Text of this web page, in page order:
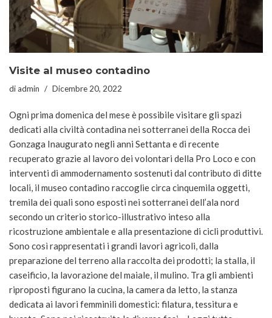
Visite al museo contadino
diadmin Dicembre 20, 2022
Ogni prima domenica del mese è possibile visitare gli spazi
dedicati alla civiltà contadina nei sotterranei della Rocca dei
Gonzaga Inaugurato negli anni Settanta e di recente
recuperato grazie al lavoro dei volontari della Pro Loco e con
interventi di ammodernamento sostenuti dal contributo di ditte
locali, il museo contadino raccoglie circa cinquemila oggetti,
tremila dei quali sono esposti nei sotterranei dell’ala nord
secondo un criterio storico-illustrativo inteso alla
ricostruzione ambientale e alla presentazione di cicli produttivi.
Sono così rappresentati i grandi lavori agricoli, dalla
preparazione del terreno alla raccolta dei prodotti; la stalla, il
caseificio, la lavorazione del maiale, il mulino. Tra gli ambienti
riproposti figurano la cucina, la camera da letto, la stanza
dedicata ai lavori femminili domestici: filatura, tessitura e